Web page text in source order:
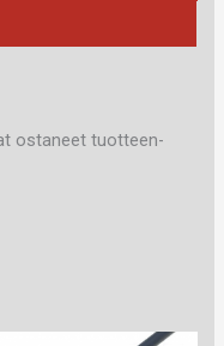
ostaneet tuotteen-